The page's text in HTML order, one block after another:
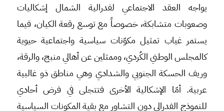
يواجه العقد الاجتماعي لفدرالية الشمال إشكاليات
وصعوبات متشابكة، خصوصاً مع توسع رقعة الكيان، فيما
يستمر غياب تمثيل مكوّنات سياسية واجتماعية حيوية
كالمجلس الوطني الكُردي، وممثلين عن أهالي منبج، والرقة،
وريف الحسكة الجنوبي والشدادي وهي مناطق ذو غالبية
عربية. أمّا الإشكالية الأخرى فتتجلى في فرض أحادي
للنموذج الفدرالي دون التشاور مع بقية المكونات السياسية